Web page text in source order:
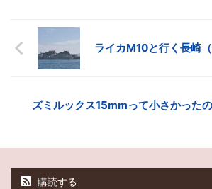
ライカM10と行く長崎（
ズミルックス15mmって小さかった
購読する